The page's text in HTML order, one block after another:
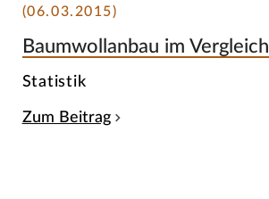
(06.03.2015)
Baumwollanbau im Vergleich
Statistik
Zum Beitrag